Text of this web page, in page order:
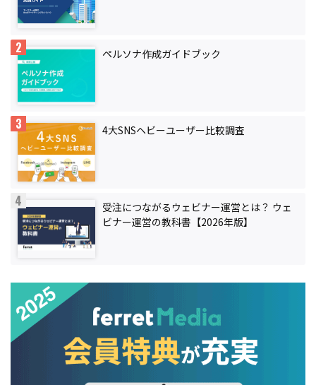
ペルソナ作成ガイドブック
4大SNSヘビーユーザー比較調査
受注につながるウェビナー運営とは？ ウェ
ビナー運営の教科書【2026年版】